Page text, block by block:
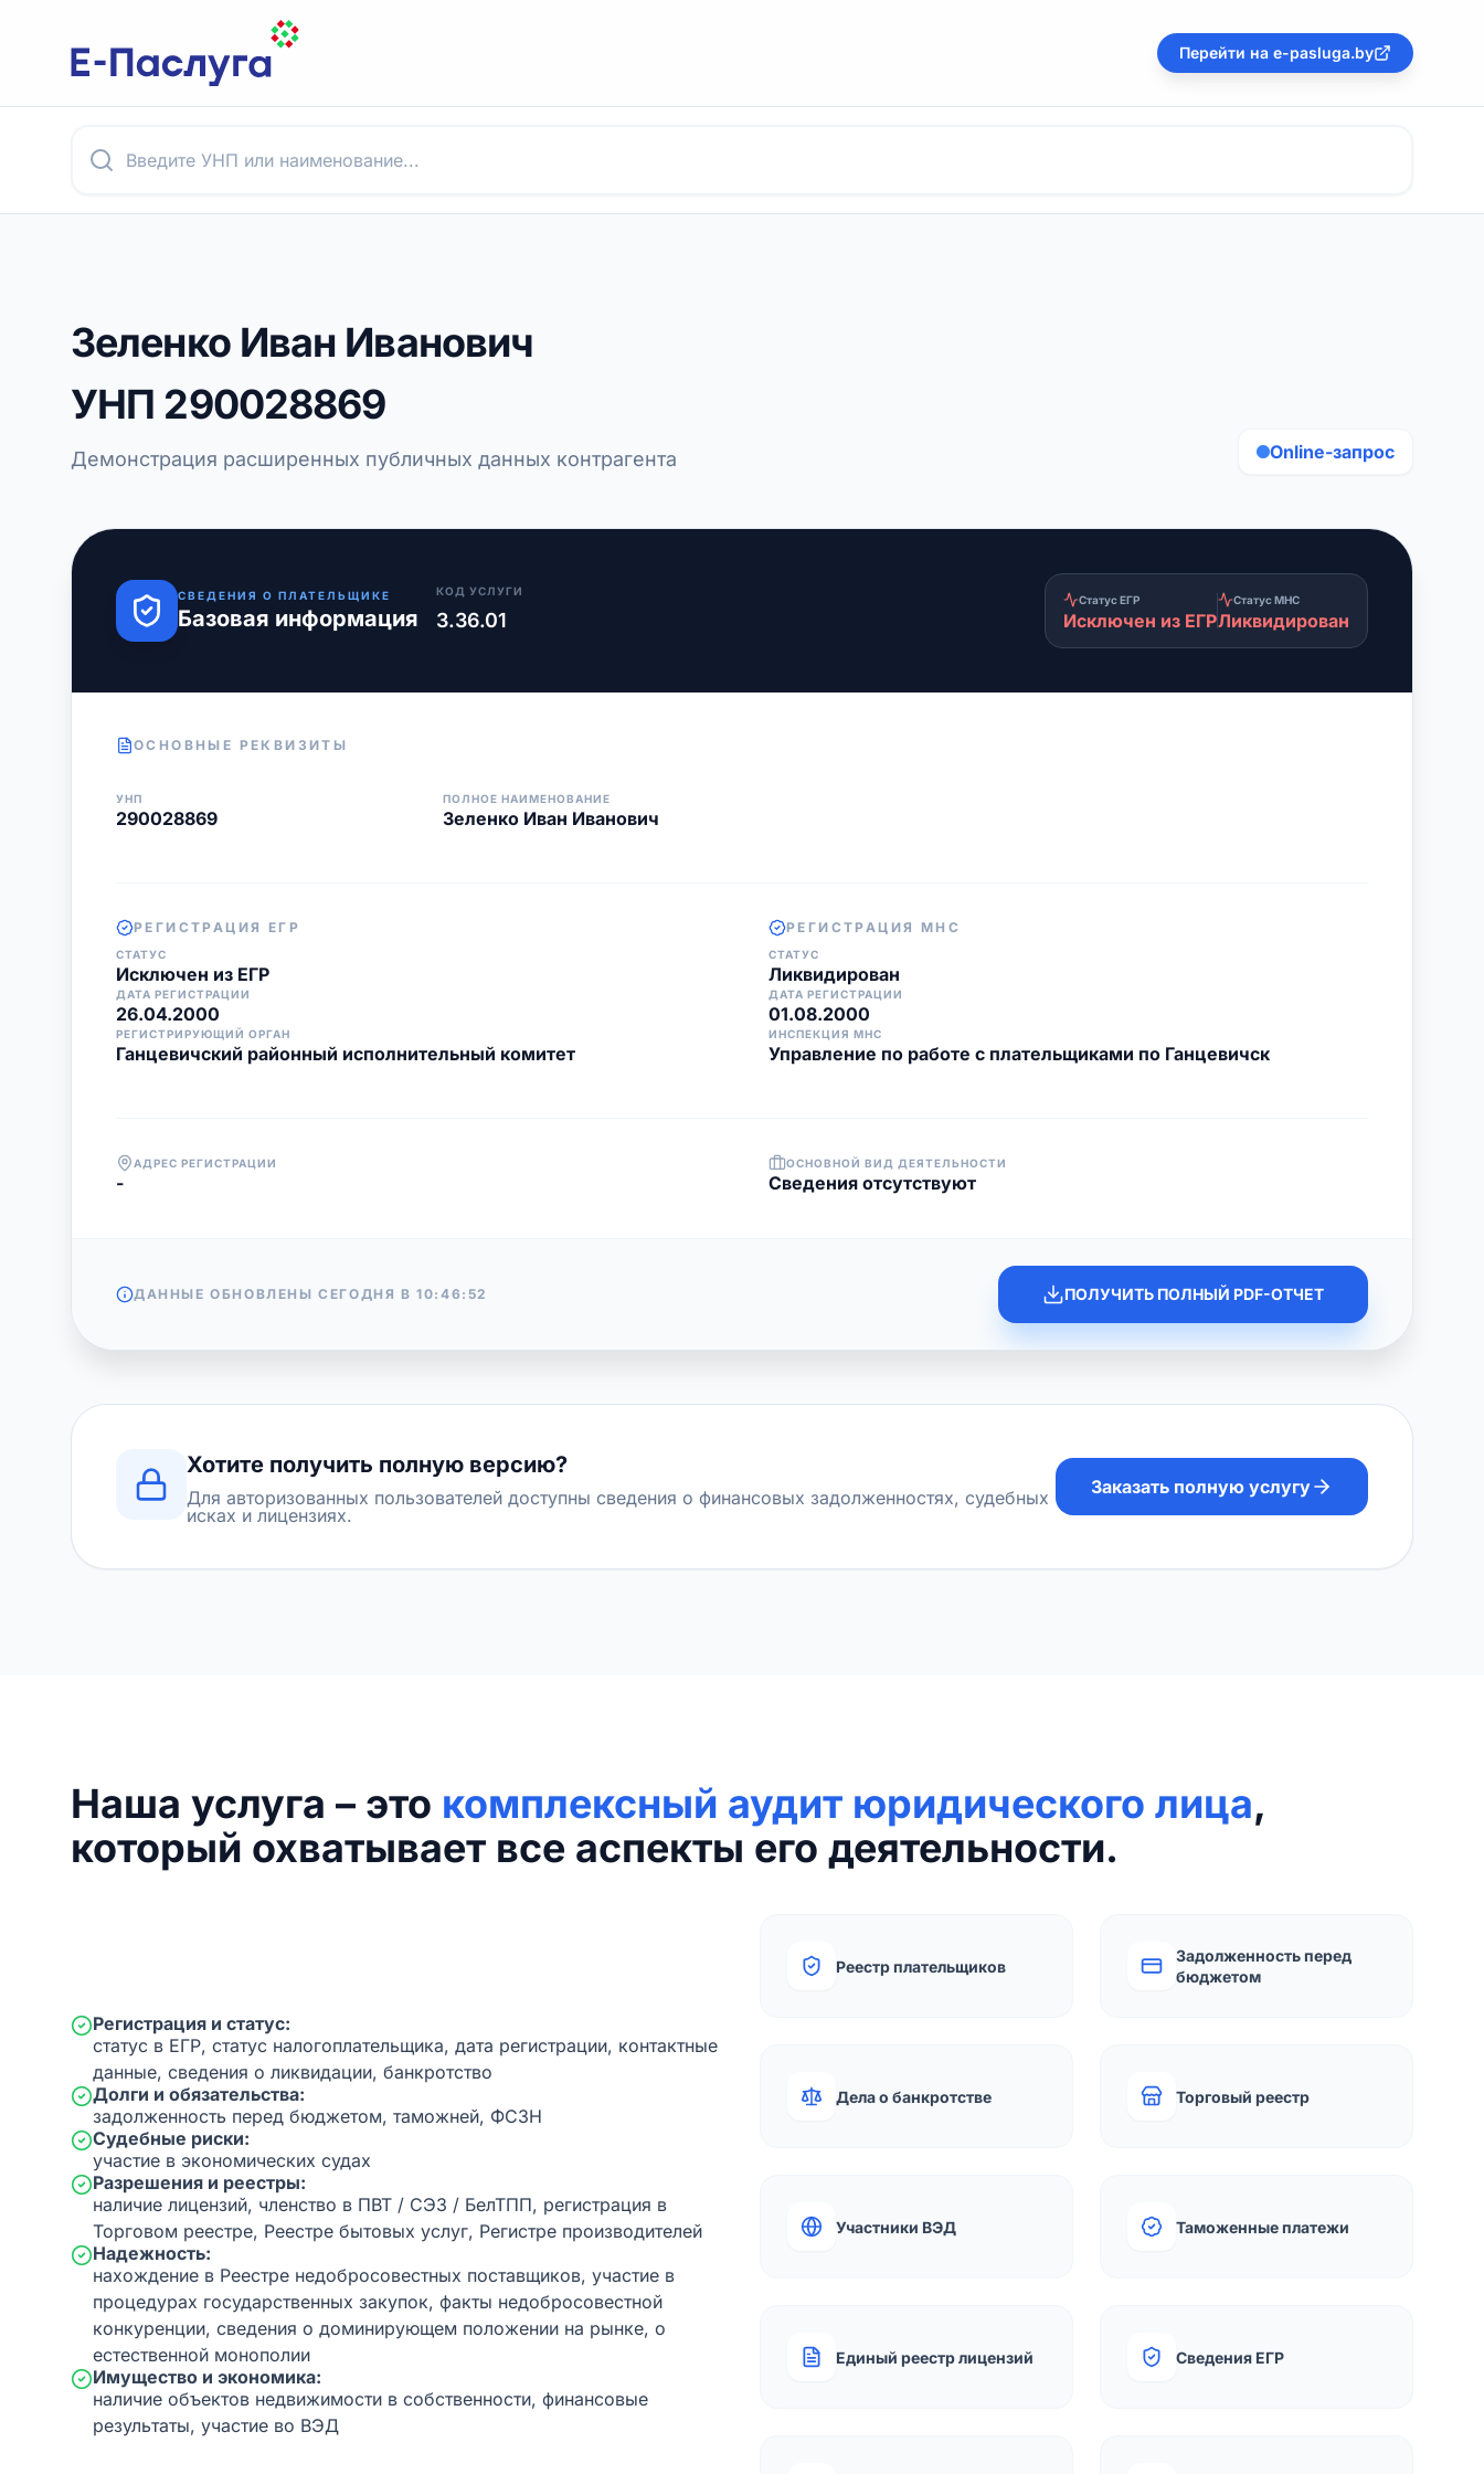
Перейти на e-pasluga.by
Зеленко Иван Иванович
УНП 290028869
Демонстрация расширенных публичных данных контрагента Online-запрос
СВЕДЕНИЯ О ПЛАТЕЛЬЩИКЕ
Базовая информация
КОД УСЛУГИ
3.36.01
Статус ЕГР
Исключен из ЕГР
Статус МНС
Ликвидирован
ОСНОВНЫЕ РЕКВИЗИТЫ
УНП
290028869
ПОЛНОЕ НАИМЕНОВАНИЕ
Зеленко Иван Иванович
РЕГИСТРАЦИЯ ЕГР
СТАТУС
Исключен из ЕГР
ДАТА РЕГИСТРАЦИИ
26.04.2000
РЕГИСТРИРУЮЩИЙ ОРГАН
Ганцевичский районный исполнительный комитет
РЕГИСТРАЦИЯ МНС
СТАТУС
Ликвидирован
ДАТА РЕГИСТРАЦИИ
01.08.2000
ИНСПЕКЦИЯ МНС
Управление по работе с плательщиками по Ганцевичск
АДРЕС РЕГИСТРАЦИИ
-
ОСНОВНОЙ ВИД ДЕЯТЕЛЬНОСТИ
Cведения отсутствуют
ДАННЫЕ ОБНОВЛЕНЫ СЕГОДНЯ В10:46:52 ПОЛУЧИТЬ ПОЛНЫЙ PDF-ОТЧЕТ
Хотите получить полную версию?
Для авторизованных пользователей доступны сведения о финансовых задолженностях, судебных
исках и лицензиях.
Заказать полную услугу
Наша услуга – это комплексный аудит юридического лица,
который охватывает все аспекты его деятельности.
Регистрация и статус:
статус в ЕГР, статус налогоплательщика, дата регистрации, контактные
данные, сведения о ликвидации, банкротство
Долги и обязательства:
задолженность перед бюджетом, таможней, ФСЗН
Судебные риски:
участие в экономических судах
Разрешения и реестры:
наличие лицензий, членство в ПВТ / СЭЗ / БелТПП, регистрация в
Торговом реестре, Реестре бытовых услуг, Регистре производителей
Надежность:
нахождение в Реестре недобросовестных поставщиков, участие в
процедурах государственных закупок, факты недобросовестной
конкуренции, сведения о доминирующем положении на рынке, о
естественной монополии
Имущество и экономика:
наличие объектов недвижимости в собственности, финансовые
результаты, участие во ВЭД
Реестр плательщиков
Задолженность перед
бюджетом
Дела о банкротстве Торговый реестр
Участники ВЭД Таможенные платежи
Единый реестр лицензий Сведения ЕГР